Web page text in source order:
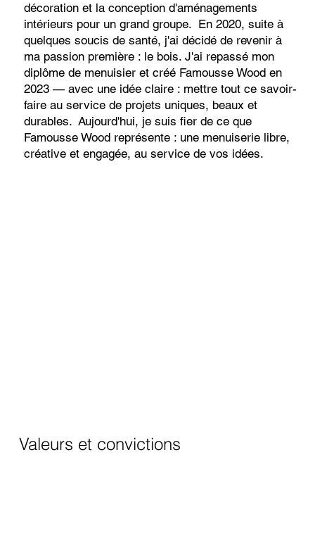
décoration et la conception d'aménagements
intérieurs pour un grand groupe. En 2020, suite à
quelques soucis de santé, j'ai décidé de revenir à
ma passion première : le bois. J'ai repassé mon
diplôme de menuisier et créé Famousse Wood en
2023 — avec une idée claire : mettre tout ce savoir-
faire au service de projets uniques, beaux et
durables. Aujourd'hui, je suis fier de ce que
Famousse Wood représente : une menuiserie libre,
créative et engagée, au service de vos idées.
Valeurs et convictions